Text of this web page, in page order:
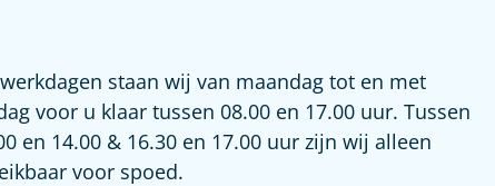
staan wij van maandag tot en met
voor u klaar tussen 08.00 en 17.00 uur. Tussen
en 14.00 & 16.30 en 17.00 uur zijn wij alleen
voor spoed.